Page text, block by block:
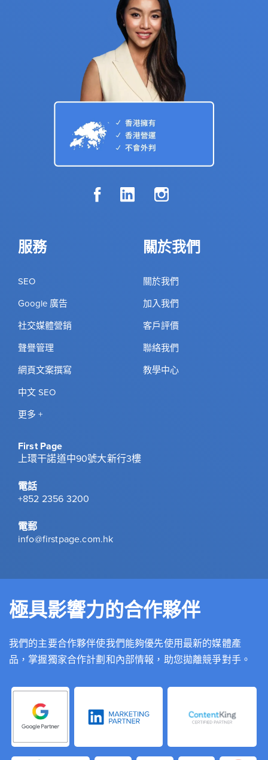
服務
SEO
Google 廣告
社交媒體營銷
聲譽管理
網頁文案撰寫
中文 SEO
更多 +
關於我們
關於我們
加入我們
客戶評價
聯絡我們
教學中心
First Page
上環干諾道中90號大新行3樓
電話
+852 2356 3200
電郵
info@firstpage.com.hk
極具影響力的合作夥伴
我們的主要合作夥伴使我們能夠優先使用最新的媒體產
品，掌握獨家合作計劃和內部情報，助您拋離競爭對手。